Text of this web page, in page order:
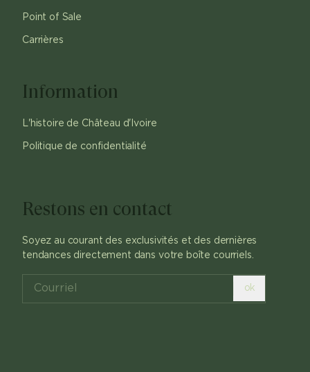
Point of Sale
Carrières
Information
L'histoire de Château d'Ivoire
Politique de confidentialité
Restons en contact
Soyez au courant des exclusivités et des dernières
tendances directement dans votre boîte courriels.
ok